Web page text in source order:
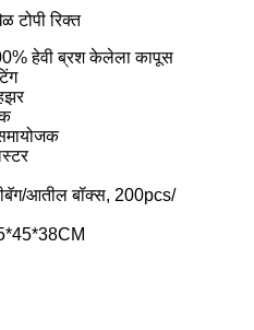
टोपी रिक्त
हेवी ब्रश केलेला कापूस
आतील बॉक्स, 200pcs/